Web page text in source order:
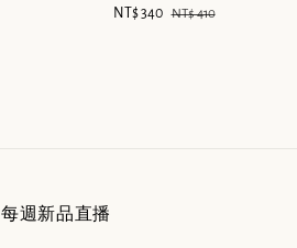
Sale
NT$ 340 Regular
NT$ 410
每週新品直播